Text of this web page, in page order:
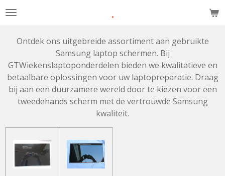
Ga
.
Ontdek ons uitgebreide assortiment aan gebruikte
Samsung laptop schermen. Bij
GTWiekenslaptoponderdelen bieden we kwalitatieve en
betaalbare oplossingen voor uw laptopreparatie. Draag
bij aan een duurzamere wereld door te kiezen voor een
tweedehands scherm met de vertrouwde Samsung
kwaliteit.